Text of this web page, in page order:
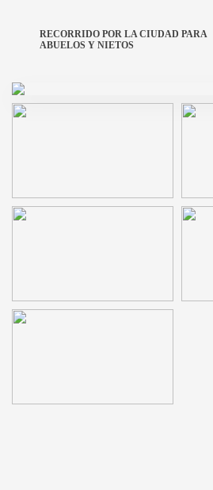
RECORRIDO POR LA CIUDAD PARA
ABUELOS Y NIETOS